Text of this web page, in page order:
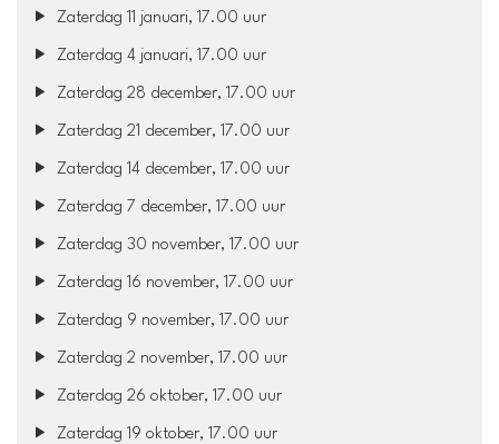
Zaterdag 11 januari, 17.00 uur
Zaterdag 4 januari, 17.00 uur
Zaterdag 28 december, 17.00 uur
Zaterdag 21 december, 17.00 uur
Zaterdag 14 december, 17.00 uur
Zaterdag 7 december, 17.00 uur
Zaterdag 30 november, 17.00 uur
Zaterdag 16 november, 17.00 uur
Zaterdag 9 november, 17.00 uur
Zaterdag 2 november, 17.00 uur
Zaterdag 26 oktober, 17.00 uur
Zaterdag 19 oktober, 17.00 uur